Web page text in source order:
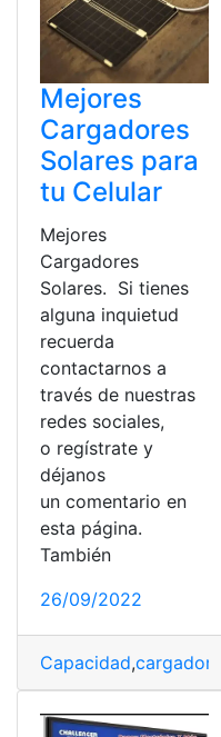
Mejores
Cargadores
Solares para
tu Celular
Mejores
Cargadores
Solares. Si tienes
alguna inquietud
recuerda
contactarnos a
través de nuestras
redes sociales,
o regístrate y
déjanos
un comentario en
esta página.
También
26/09/2022
Capacidad,cargadores